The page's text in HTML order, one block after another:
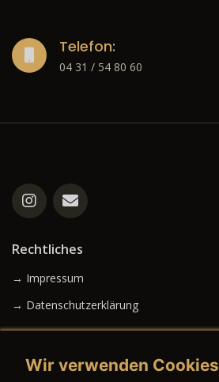
Telefon:
04 31 / 54 80 60
Rechtliches
→ Impressum
→ Datenschutzerklärung
Wir verwenden Cookies